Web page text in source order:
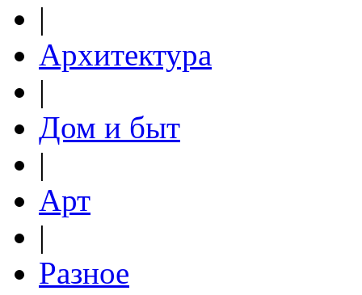
|
Архитектура
|
Дом и быт
|
Арт
|
Разное